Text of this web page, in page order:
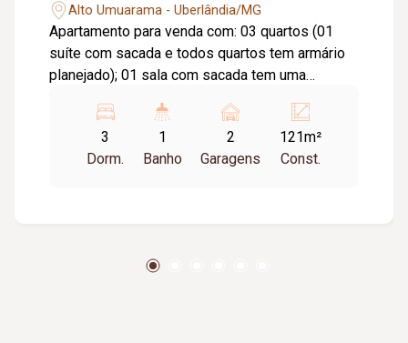
Alto Umuarama - Uberlândia/MG
Apartamento para venda com: 03 quartos (01
suíte com sacada e todos quartos tem armário
planejado); 01 sala com sacada tem uma
planejado e mesa de pedra granito, 01 área de
serviço com armário planejado; tem
dependência de empregada com banheiro; 01
3
Dorm.
1
Banho
2
Garagens
121m²
Const.